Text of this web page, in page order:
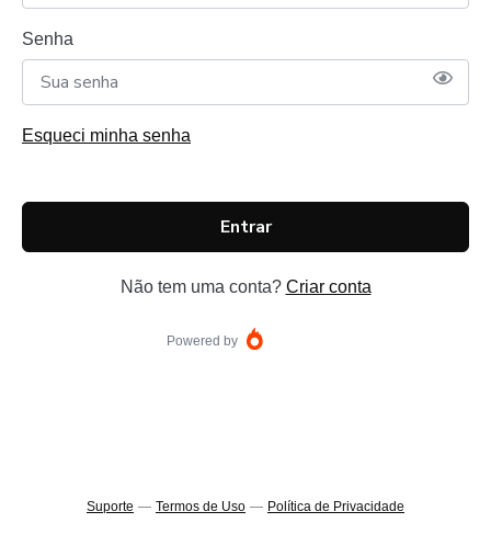
Senha
Esqueci minha senha
Entrar
Não tem uma conta? Criar conta
Powered by
Suporte — Termos de Uso — Política de Privacidade